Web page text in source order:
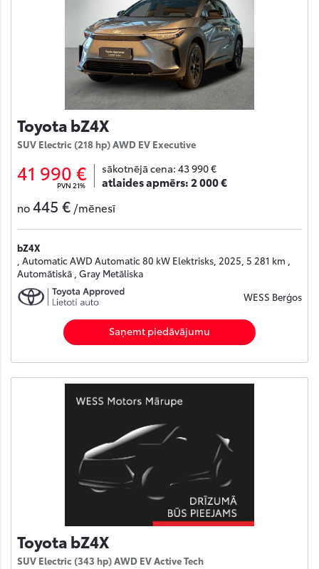
Toyota bZ4X
SUV Electric (218 hp) AWD EV Executive
41 990 €
PVN 21%
sākotnējā cena: 43 990 €
atlaides apmērs:2 000 €
no445 € /mēnesī
bZ4X
, Automatic AWD Automatic 80 kW Elektrisks, 2025, 5 281 km ,
Automātiskā , Gray Metāliska
WESS Berģos
Saņemt piedāvājumu
Toyota bZ4X
SUV Electric (343 hp) AWD EV Active Tech